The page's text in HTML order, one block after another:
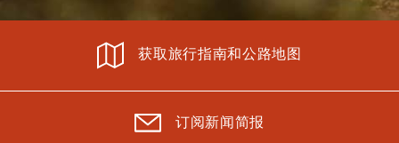
获取旅行指南和公路地图
订阅新闻简报